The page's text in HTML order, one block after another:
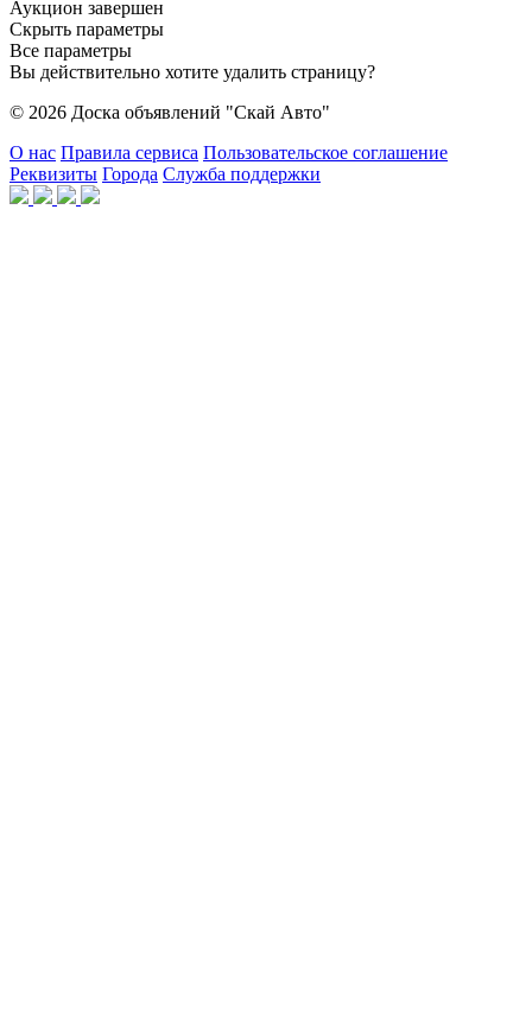
Аукцион завершен
Скрыть параметры
Все параметры
Вы действительно хотите удалить страницу?
© 2026 Доска объявлений "Скай Авто"
О нас Правила сервиса Пользовательское соглашение
Реквизиты Города Служба поддержки